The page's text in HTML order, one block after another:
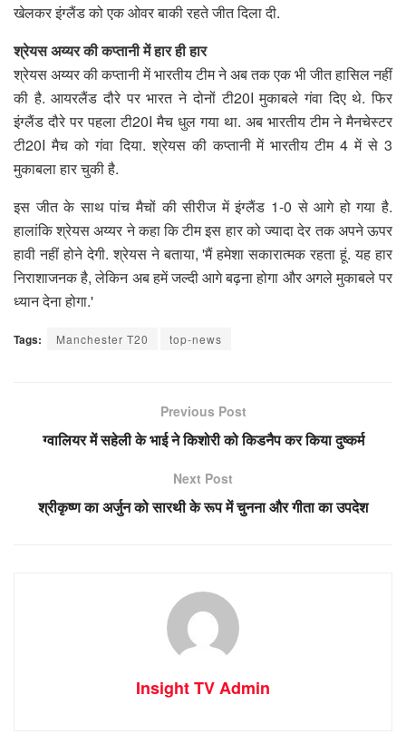
खेलकर इंग्लैंड को एक ओवर बाकी रहते जीत दिला दी.
श्रेयस अय्यर की कप्तानी में हार ही हार
श्रेयस अय्यर की कप्तानी में भारतीय टीम ने अब तक एक भी जीत हासिल नहीं
की है. आयरलैंड दौरे पर भारत ने दोनों टी20I मुकाबले गंवा दिए थे. फिर
इंग्लैंड दौरे पर पहला टी20I मैच धुल गया था. अब भारतीय टीम ने मैनचेस्टर
टी20I मैच को गंवा दिया. श्रेयस की कप्तानी में भारतीय टीम 4 में से 3
मुकाबला हार चुकी है.
इस जीत के साथ पांच मैचों की सीरीज में इंग्लैंड 1-0 से आगे हो गया है.
हालांकि श्रेयस अय्यर ने कहा कि टीम इस हार को ज्यादा देर तक अपने ऊपर
हावी नहीं होने देगी. श्रेयस ने बताया, 'मैं हमेशा सकारात्मक रहता हूं. यह हार
निराशाजनक है, लेकिन अब हमें जल्दी आगे बढ़ना होगा और अगले मुकाबले पर
ध्यान देना होगा.'
Tags: Manchester T20 top-news
Previous Post
ग्वालियर में सहेली के भाई ने किशोरी को किडनैप कर किया दुष्कर्म
Next Post
श्रीकृष्ण का अर्जुन को सारथी के रूप में चुनना और गीता का उपदेश
Insight TV Admin